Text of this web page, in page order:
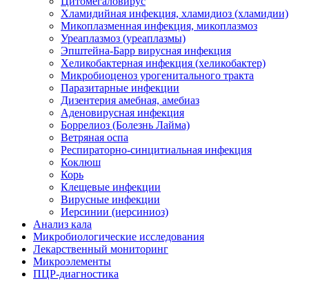
Хламидийная инфекция, хламидиоз (хламидии)
Микоплазменная инфекция, микоплазмоз
Уреаплазмоз (уреаплазмы)
Эпштейна-Барр вирусная инфекция
Хеликобактерная инфекция (хеликобактер)
Микробиоценоз урогенитального тракта
Паразитарные инфекции
Дизентерия амебная, амебиаз
Аденовирусная инфекция
Боррелиоз (Болезнь Лайма)
Ветряная оспа
Респираторно-синцитиальная инфекция
Коклюш
Корь
Клещевые инфекции
Вирусные инфекции
Иерсинии (иерсиниоз)
Анализ кала
Микробиологические исследования
Лекарственный мониторинг
Микроэлементы
ПЦР-диагностика